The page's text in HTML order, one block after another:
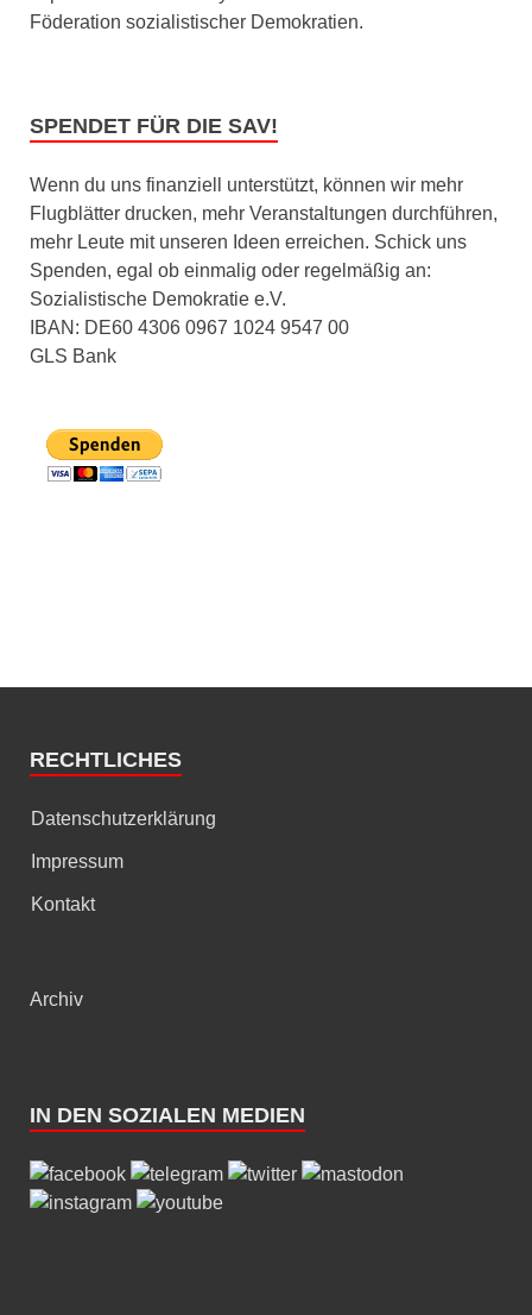
Föderation sozialistischer Demokratien.
SPENDET FÜR DIE SAV!
Wenn du uns finanziell unterstützt, können wir mehr
Flugblätter drucken, mehr Veranstaltungen durchführen,
mehr Leute mit unseren Ideen erreichen. Schick uns
Spenden, egal ob einmalig oder regelmäßig an:
Sozialistische Demokratie e.V.
IBAN: DE60 4306 0967 1024 9547 00
GLS Bank
RECHTLICHES
Datenschutzerklärung
Impressum
Kontakt
Archiv
IN DEN SOZIALEN MEDIEN